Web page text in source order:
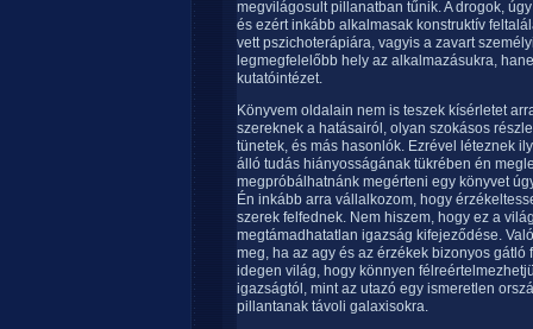
megvilágosult pillanatban tűnik. A drogok,
és ezért inkább alkalmasak konstruktív
vett pszichoterápiára, vagyis a zavart
legmegfelelőbb hely az alkalmazásukra,
kutatóintézet.
Könyvem oldalain nem is teszek kísérletet
szereknek a hatásairól, olyan szokásos
tünetek, és más hasonlók. Ezrével léteznek
álló tudás hiányosságának tükrében én
megpróbálhatnánk megérteni egy könyvet
Én inkább arra vállalkozom, hogy
szerek felfednek. Nem hiszem, hogy ez a
megtámadhatatlan igazság kifejeződése.
meg, ha az agy és az érzékek bizonyos
idegen világ, hogy könnyen
igazságtól, mint az utazó egy ismeretlen
pillantanak távoli galaxisokra.